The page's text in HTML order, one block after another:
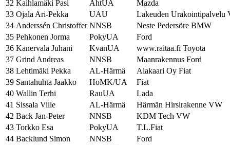
32 Kaihlamäki Pasi ÄhtUA
Mazda
33 Ojala Ari-Pekka UAU
Lakeuden Urakointipalvelu
34 Anderssén Christoffer NNSB
Neste Pedersöre BMW
35 Pehkonen Jorma PokyUA
Ford
36 Kanervala Juhani KvanUA
www.raitaa.fi Toyota
37 Grind Andreas NNSB
Maanrakennus Ford
38 Lehtimäki Pekka AL-Härmä
Alakaari Oy Fiat
39 Santahuhta Jaakko HoMK/UA
Fiat
40 Wallin Terhi RauUA
Lada
41 Sissala Ville AL-Härmä
Härmän Hirsirakenne VW
42 Back Jan-Peter NNSB
KDM Tech VW
43 Torkko Esa PokyUA
T.L.Fiat
44 Backlund Simon NNSB
Ford